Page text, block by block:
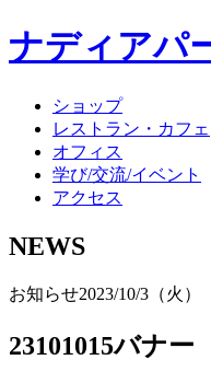
ナディアパ
ショップ
レストラン・カフェ
オフィス
学び/交流/イベント
アクセス
NEWS
お知らせ2023/10/3（火）
23101015バナー